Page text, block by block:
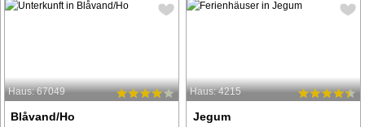
Haus: 67049
Blåvand/Ho
Haus: 4215
Jegum